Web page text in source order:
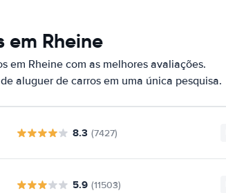
em Rheine
em Rheine com as melhores avaliações.
aluguer de carros em uma única pesquisa.
8.3 (7427)
5.9 (11503)